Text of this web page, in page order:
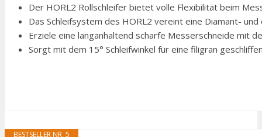
Der HORL2 Rollschleifer bietet volle Flexibilität beim
Das Schleifsystem des HORL2 vereint eine Diamant-
Erziele eine langanhaltend scharfe Messerschneide mit
Sorgt mit dem 15° Schleifwinkel für eine filigran
BESTSELLER NR. 5